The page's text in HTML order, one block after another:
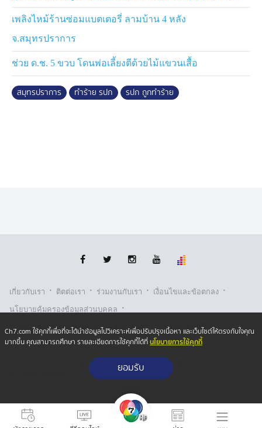
เพลิงไหม้ร้านซ่อมแบตเตอรี่ ลามบ้าน 4 หลัง
จ.สมุทรปราการ
ช่วย ด.ช. 5 ขวบ โดนพ่อเลี้ยงตีด้วยไม้แขวนเสื้อ
สมุทรปราการ ทำร้าย รปภ รปภ ถูกทำร้าย
เกี่ยวกับเรา · ติตต่อเรา · ร่วมงานกับเรา · เงื่อนไขและข้อตกลง ·
นโยบายคุ้มครองข้อมูลส่วนบุคคล ·
นโยบายคุ้มครองข้อมูลส่วนบุคคล (ออนไลน์) · นโยบายคุกกี้ ·
รับเรื่องร้องเรียน
Copyright © 2026 Bangkok Broadcasting & T.V. Co.,Ltd.
Ch7.com ใช้คุกกี้เพื่อที่จะได้นำข้อมูลไปวิเคราะห์เพื่อปรับปรุงเนื้อหา และเว็บไซต์ให้ตรงกับใจคุณ
มากขึ้น คุณสามารถศึกษา รายละเอียดการใช้คุกกี้ได้ที่นโยบายการใช้คุกกี้
ยอมรับ